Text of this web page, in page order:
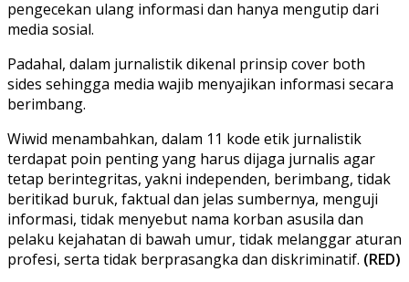
pengecekan ulang informasi dan hanya mengutip dari
media sosial.
Padahal, dalam jurnalistik dikenal prinsip cover both
sides sehingga media wajib menyajikan informasi secara
berimbang.
Wiwid menambahkan, dalam 11 kode etik jurnalistik
terdapat poin penting yang harus dijaga jurnalis agar
tetap berintegritas, yakni independen, berimbang, tidak
beritikad buruk, faktual dan jelas sumbernya, menguji
informasi, tidak menyebut nama korban asusila dan
pelaku kejahatan di bawah umur, tidak melanggar aturan
profesi, serta tidak berprasangka dan diskriminatif. (RED)